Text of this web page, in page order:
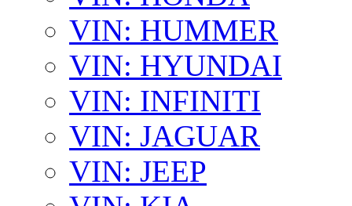
VIN: HUMMER
VIN: HYUNDAI
VIN: INFINITI
VIN: JAGUAR
VIN: JEEP